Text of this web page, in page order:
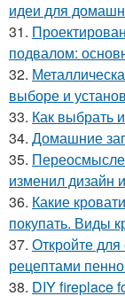
идеи для
31.
подвалом:
32.
выборе и
33. Как выбрать
34. Домашние
35.
изменил дизайн
36. Какие
покупать. Виды
37. Откройте
рецептами
38. DIY fireplace